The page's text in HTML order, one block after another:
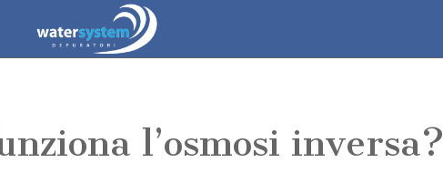
l’osmosi inversa?